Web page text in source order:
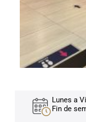
Lunes a
Fin de